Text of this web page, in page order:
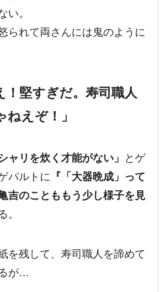
い。
られて両さんには鬼のように
！堅すぎだ。寿司職人
えぞ！」
ャリを炊く才能がない 」
とゲ
パルトに 『「大器晩成」って
吉のことももう少し様子を見
。
を残して、寿司職人を諦めて
が…